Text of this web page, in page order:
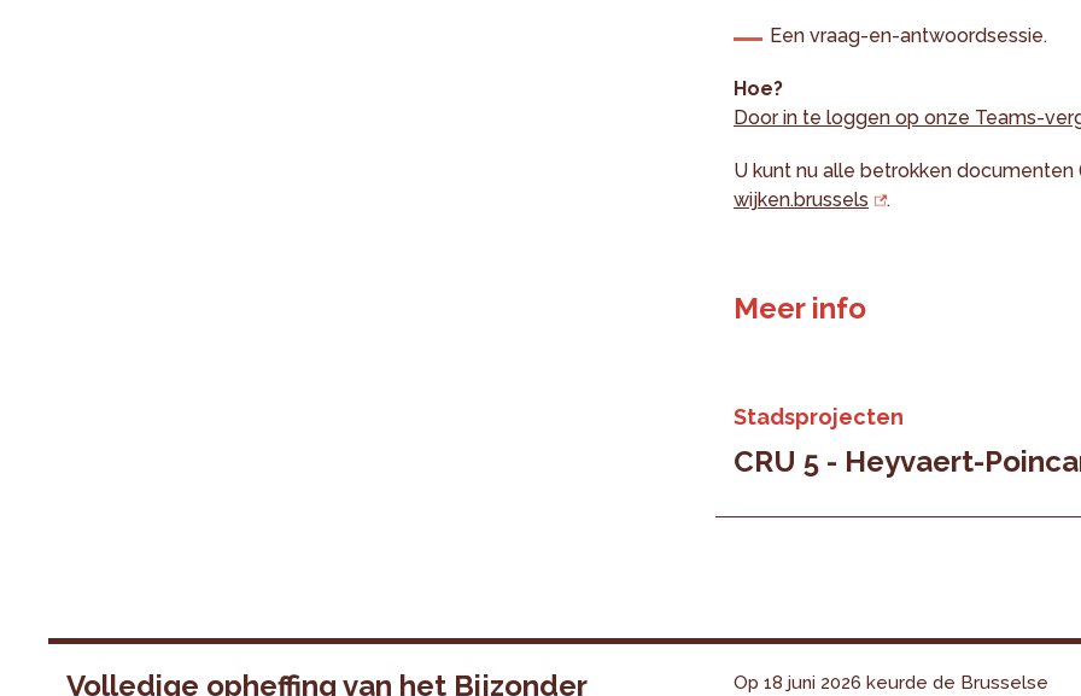
Een vraag-en-antwoordsessie.
Hoe?
Door in te loggen op onze Teams-
U kunt nu alle betrokken
wijken.brussels
.
Meer info
Stadsprojecten
CRU 5 - Heyvaert-
Volledige opheffing van het Bijzonder
Op 18 juni 2026 keurde de Brusselse